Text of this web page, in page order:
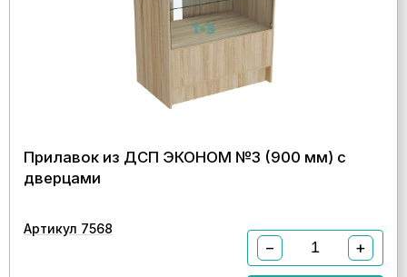
Прилавок из ДСП ЭКОНОМ №3 (900 мм) с
дверцами
Артикул 7568
− +